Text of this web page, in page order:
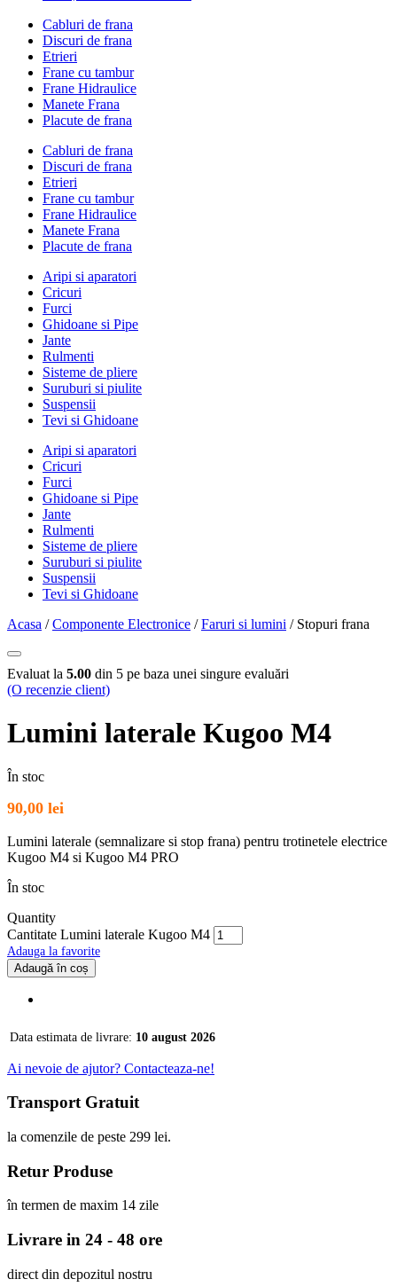
Cabluri de frana
Discuri de frana
Etrieri
Frane cu tambur
Frane Hidraulice
Manete Frana
Placute de frana
Cabluri de frana
Discuri de frana
Etrieri
Frane cu tambur
Frane Hidraulice
Manete Frana
Placute de frana
Aripi si aparatori
Cricuri
Furci
Ghidoane si Pipe
Jante
Rulmenti
Sisteme de pliere
Suruburi si piulite
Suspensii
Tevi si Ghidoane
Aripi si aparatori
Cricuri
Furci
Ghidoane si Pipe
Jante
Rulmenti
Sisteme de pliere
Suruburi si piulite
Suspensii
Tevi si Ghidoane
Acasa /Componente Electronice /Faruri si lumini / Stopuri frana
Evaluat la 5.00 din 5 pe baza unei singure evaluări
(O recenzie client)
Lumini laterale Kugoo M4
În stoc
90,00 lei
Lumini laterale (semnalizare si stop frana) pentru trotinetele electrice
Kugoo M4 si Kugoo M4 PRO
În stoc
Quantity
Cantitate Lumini laterale Kugoo M4
Adauga la favorite
Adaugă în coș
Data estimata de livrare: 10 august 2026
Ai nevoie de ajutor? Contacteaza-ne!
Transport Gratuit
la comenzile de peste 299 lei.
Retur Produse
în termen de maxim 14 zile
Livrare in 24 - 48 ore
direct din depozitul nostru